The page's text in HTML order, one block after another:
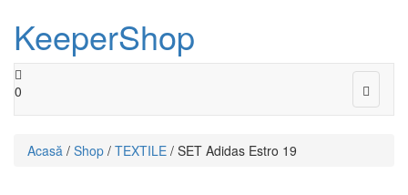
KeeperShop
Toggle
0
Acasă / Shop / TEXTILE / SET Adidas Estro 19